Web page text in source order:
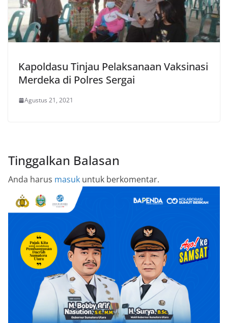
Kapoldasu Tinjau Pelaksanaan Vaksinasi
Merdeka di Polres Sergai
Agustus 21, 2021
Tinggalkan Balasan
Anda harus masuk untuk berkomentar.